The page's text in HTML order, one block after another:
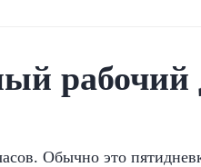
Обычно это